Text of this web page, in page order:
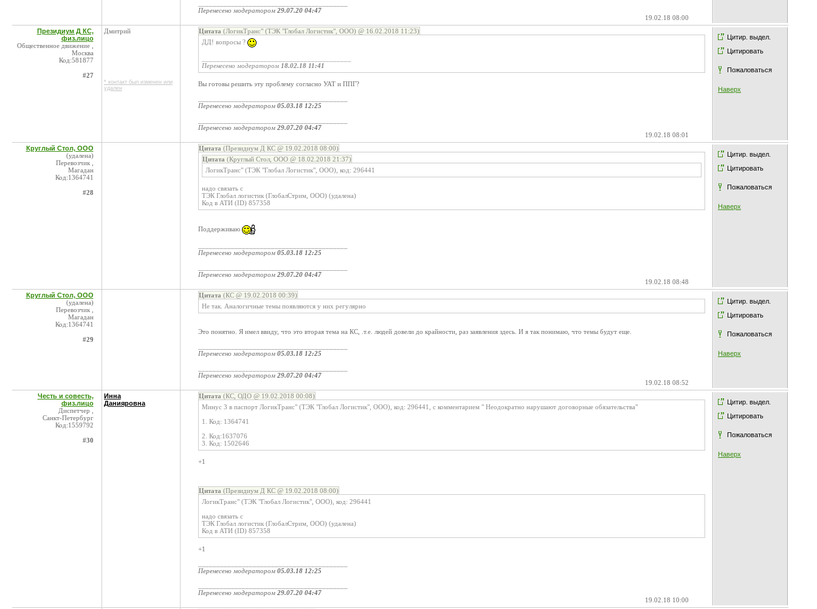
Перенесено модератором 29.07.20 04:47
19.02.18 08:00
Цитир. выдел.
Цитировать
Пожаловаться
Наверх
Президиум Д КС,
физ.лицо
Общественное движение ,
Москва
Код:581877
#27
Дмитрий
* контакт был изменен или
удален
Цитата (ЛогикТранс" (ТЭК "Глобал Логистик", ООО) @ 16.02.2018 11:23)
ДД! вопросы ?
Перенесено модератором 18.02.18 11:41
Вы готовы решить эту проблему согласно УАТ и ППГ?
Перенесено модератором 05.03.18 12:25
Перенесено модератором 29.07.20 04:47
19.02.18 08:01
Цитир. выдел.
Цитировать
Пожаловаться
Наверх
Круглый Стол, ООО
(удалена)
Перевозчик ,
Магадан
Код:1364741
#28
Цитата (Президиум Д КС @ 19.02.2018 08:00)
Цитата (Круглый Стол, ООО @ 18.02.2018 21:37)
ЛогикТранс" (ТЭК "Глобал Логистик", ООО), код: 296441
надо связать с
ТЭК Глобал логистик (ГлобалСтрим, ООО) (удалена)
Код в АТИ (ID) 857358
Поддерживаю
Перенесено модератором 05.03.18 12:25
Перенесено модератором 29.07.20 04:47
19.02.18 08:48
Цитир. выдел.
Цитировать
Пожаловаться
Наверх
Круглый Стол, ООО
(удалена)
Перевозчик ,
Магадан
Код:1364741
#29
Цитата (КС @ 19.02.2018 00:39)
Не так. Аналогичные темы появляются у них регулярно
Это понятно. Я имел ввиду, что это вторая тема на КС, .т.е. людей довели до крайности, раз заявления здесь. И я так понимаю, что темы будут еще.
Перенесено модератором 05.03.18 12:25
Перенесено модератором 29.07.20 04:47
19.02.18 08:52
Цитир. выдел.
Цитировать
Пожаловаться
Наверх
Честь и совесть,
физ.лицо
Диспетчер ,
Санкт-Петербург
Код:1559792
#30
Инна
Данияровна
Цитата (КС, ОДО @ 19.02.2018 00:08)
Минус 3 в паспорт ЛогикТранс" (ТЭК "Глобал Логистик", ООО), код: 296441, с комментарием " Неодократно нарушают договорные обязательства"
1. Код: 1364741
2. Код:1637076
3. Код: 1502646
+1
Цитата (Президиум Д КС @ 19.02.2018 08:00)
ЛогикТранс" (ТЭК "Глобал Логистик", ООО), код: 296441
надо связать с
ТЭК Глобал логистик (ГлобалСтрим, ООО) (удалена)
Код в АТИ (ID) 857358
+1
Перенесено модератором 05.03.18 12:25
Перенесено модератором 29.07.20 04:47
19.02.18 10:00